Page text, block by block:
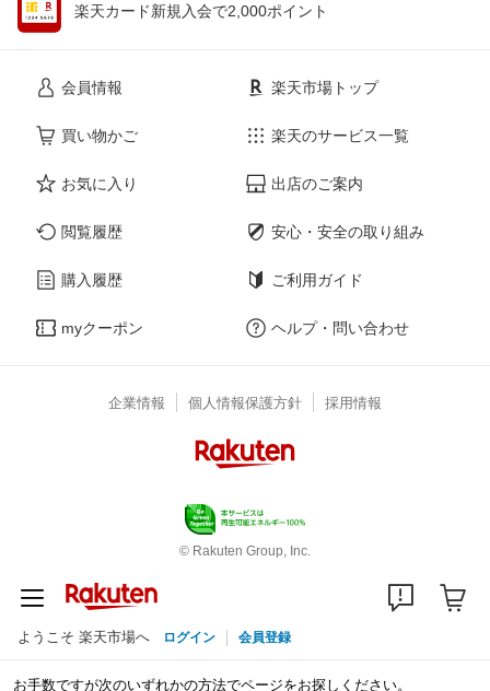
楽天カード新規入会で2,000ポイント
会員情報
買い物かご
お気に入り
閲覧履歴
購入履歴
myクーポン
楽天市場トップ
楽天のサービス一覧
出店のご案内
安心・安全の取り組み
ご利用ガイド
ヘルプ・問い合わせ
企業情報 個人情報保護方針 採用情報
© Rakuten Group, Inc.
ようこそ 楽天市場へ ログイン 会員登録
お手数ですが次のいずれかの方法でページをお探しください。